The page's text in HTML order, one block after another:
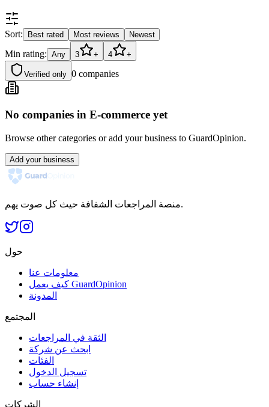
Sort: Best rated Most reviews Newest
Min rating: Any 3 + 4 +
Verified only 0 companies
No companies in E-commerce yet
Browse other categories or add your business to GuardOpinion.
Add your business
منصة المراجعات الشفافة حيث كل صوت يهم.
حول
معلومات عنا
كيف يعمل GuardOpinion
المدونة
المجتمع
الثقة في المراجعات
ابحث عن شركة
الفئات
تسجيل الدخول
إنشاء حساب
الشركات